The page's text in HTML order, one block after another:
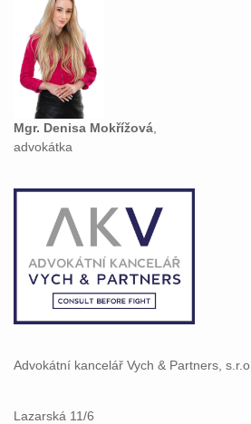
Mgr. Denisa Mokřížová,
advokátka
Advokátní kancelář Vych & Partners, s.r.o.
Lazarská 11/6